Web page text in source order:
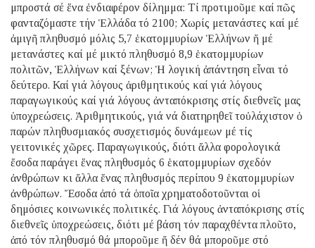
μπροστά σέ ἕνα ἐνδιαφέρον δίλημμα: Τί προτιμοῦμε καί πῶς
φανταζόμαστε τήν Ἑλλάδα τό 2100; Χωρίς μετανάστες καί μέ
ἀμιγῆ πληθυσμό μόλις 5,7 ἑκατομμυρίων Ἑλλήνων ἤ μέ
μετανάστες καί μέ μικτό πληθυσμό 8,9 ἑκατομμυρίων
πολιτῶν, Ἑλλήνων καί ξένων; Ἡ λογική ἀπάντηση εἶναι τό
δεύτερο. Καί γιά λόγους ἀριθμητικούς καί γιά λόγους
παραγωγικούς καί γιά λόγους ἀνταπόκρισης στίς διεθνεῖς μας
ὑποχρεώσεις. Ἀριθμητικούς, γιά νά διατηρηθεῖ τοὐλάχιστον ὁ
παρών πληθυσμιακός συσχετισμός δυνάμεων μέ τίς
γειτονικές χῶρες. Παραγωγικούς, διότι ἄλλα φορολογικά
ἔσοδα παράγει ἕνας πληθυσμός 6 ἑκατομμυρίων σχεδόν
ἀνθρώπων κι ἄλλα ἕνας πληθυσμός περίπου 9 ἑκατομμυρίων
ἀνθρώπων. Ἔσοδα ἀπό τά ὁποῖα χρηματοδοτοῦνται οἱ
δημόσιες κοινωνικές πολιτικές. Γιά λόγους ἀνταπόκρισης στίς
διεθνεῖς ὑποχρεώσεις, διότι μέ βάση τόν παραχθέντα πλοῦτο,
ἀπό τόν πληθυσμό θά μποροῦμε ἤ δέν θά μποροῦμε στό